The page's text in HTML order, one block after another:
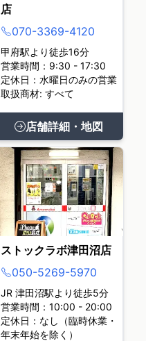
店
070-3369-4120
甲府駅より徒歩16分
営業時間：9:30 - 17:30
定休日：水曜日のみの営業
取扱商材: すべて
店舗詳細・地図
ストックラボ津田沼店
050-5269-5970
JR 津田沼駅より徒歩5分
営業時間：10:00 - 20:00
定休日：なし（臨時休業・
年末年始を除く）